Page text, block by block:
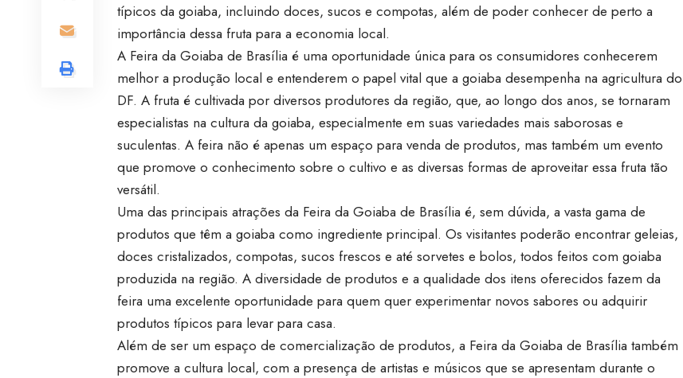
típicos da goiaba, incluindo doces, sucos e compotas, além de poder conhecer de perto a
importância dessa fruta para a economia local.
A Feira da Goiaba de Brasília é uma oportunidade única para os consumidores conhecerem
melhor a produção local e entenderem o papel vital que a goiaba desempenha na agricultura do
DF. A fruta é cultivada por diversos produtores da região, que, ao longo dos anos, se tornaram
especialistas na cultura da goiaba, especialmente em suas variedades mais saborosas e
suculentas. A feira não é apenas um espaço para venda de produtos, mas também um evento
que promove o conhecimento sobre o cultivo e as diversas formas de aproveitar essa fruta tão
versátil.
Uma das principais atrações da Feira da Goiaba de Brasília é, sem dúvida, a vasta gama de
produtos que têm a goiaba como ingrediente principal. Os visitantes poderão encontrar geleias,
doces cristalizados, compotas, sucos frescos e até sorvetes e bolos, todos feitos com goiaba
produzida na região. A diversidade de produtos e a qualidade dos itens oferecidos fazem da
feira uma excelente oportunidade para quem quer experimentar novos sabores ou adquirir
produtos típicos para levar para casa.
Além de ser um espaço de comercialização de produtos, a Feira da Goiaba de Brasília também
promove a cultura local, com a presença de artistas e músicos que se apresentam durante o